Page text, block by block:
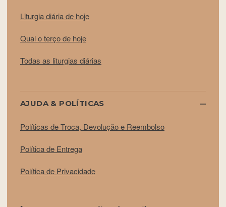
Liturgia diária de hoje
Qual o terço de hoje
Todas as liturgias diárias
AJUDA & POLÍTICAS
Políticas de Troca, Devolução e Reembolso
Política de Entrega
Política de Privacidade